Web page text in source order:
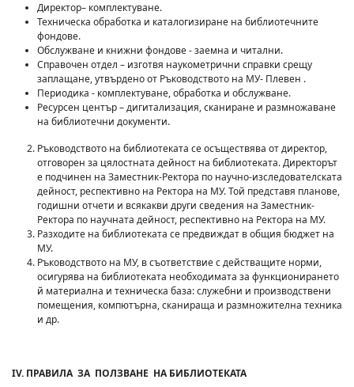
Директор– комплектуване.
Техническа обработка и каталогизиране на библиотечните
фондове.
Обслужване и книжни фондове - заемна и читални.
Справочен отдел – изготвя наукометрични справки срещу
заплащане, утвърдено от Ръководството на МУ- Плевен .
Периодика - комплектуване, обработка и обслужване.
Ресурсен център – дигитализация, сканиране и размножаване
на библиотечни документи.
Ръководството на библиотеката се осъществява от директор,
отговорен за цялостната дейност на библиотеката. Директорът
е подчинен на Заместник-Ректора по научно-изследователската
дейност, респективно на Ректора на МУ. Той представя планове,
годишни отчети и всякакви други сведения на Заместник-
Ректора по научната дейност, респективно на Ректора на МУ.
Разходите на библиотеката се предвиждат в общия бюджет на
МУ.
Ръководството на МУ, в съответствие с действащите норми,
осигурява на библиотеката необходимата за функционирането
й материална и техническа база: служебни и производствени
помещения, компютърна, сканираща и размножителна техника
и др.
IV. ПРАВИЛА ЗА ПОЛЗВАНЕ НА БИБЛИОТЕКАТА